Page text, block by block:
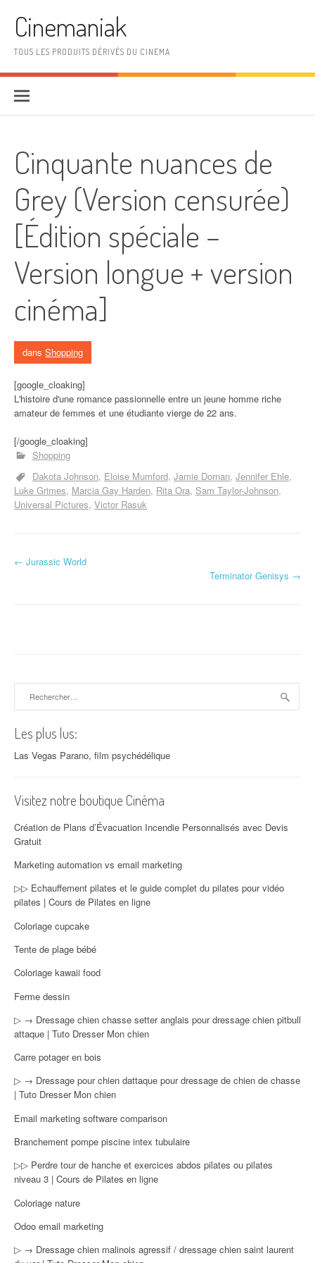
Cinemaniak
TOUS LES PRODUITS DÉRIVÉS DU CINEMA
Cinquante nuances de
Grey (Version censurée)
[Édition spéciale –
Version longue + version
cinéma]
dans Shopping
[google_cloaking]
L'histoire d'une romance passionnelle entre un jeune homme riche
amateur de femmes et une étudiante vierge de 22 ans.
[/google_cloaking]
Shopping
Dakota Johnson Eloise Mumford Jamie Dornan Jennifer Ehle
Luke Grimes Marcia Gay Harden Rita Ora Sam Taylor-Johnson
Universal Pictures Victor Rasuk
Navigation d'article
← Jurassic World
Terminator Genisys →
Les plus lus:
Las Vegas Parano, film psychédélique
Visitez notre boutique Cinéma
Création de Plans d’Évacuation Incendie Personnalisés avec Devis
Gratuit
Marketing automation vs email marketing
▷▷ Echauffement pilates et le guide complet du pilates pour vidéo
pilates | Cours de Pilates en ligne
Coloriage cupcake
Tente de plage bébé
Coloriage kawaii food
Ferme dessin
▷ → Dressage chien chasse setter anglais pour dressage chien pitbull
attaque | Tuto Dresser Mon chien
Carre potager en bois
▷ → Dressage pour chien dattaque pour dressage de chien de chasse
| Tuto Dresser Mon chien
Email marketing software comparison
Branchement pompe piscine intex tubulaire
▷▷ Perdre tour de hanche et exercices abdos pilates ou pilates
niveau 3 | Cours de Pilates en ligne
Coloriage nature
Odoo email marketing
▷ → Dressage chien malinois agressif / dressage chien saint laurent